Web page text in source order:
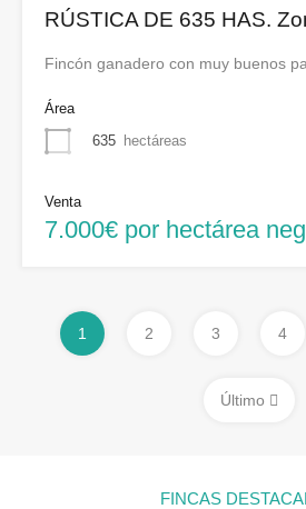
RÚSTICA DE 635 HAS.
Fincón ganadero con muy buenos
Área
635 hectáreas
Venta
7.000€ por hectárea
1 2 3 4
Último
FINCAS